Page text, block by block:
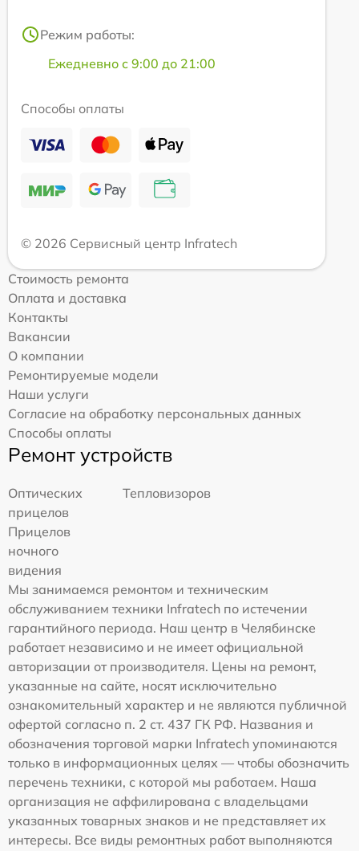
Режим работы:
Ежедневно с 9:00 до 21:00
Способы оплаты
© 2026 Сервисный центр Infratech
Стоимость ремонта
Оплата и доставка
Контакты
Вакансии
О компании
Ремонтируемые модели
Наши услуги
Согласие на обработку персональных данных
Способы оплаты
Ремонт устройств
Оптических
прицелов
Тепловизоров
Прицелов
ночного
видения
Мы занимаемся ремонтом и техническим
обслуживанием техники Infratech по истечении
гарантийного периода. Наш центр в Челябинске
работает независимо и не имеет официальной
авторизации от производителя. Цены на ремонт,
указанные на сайте, носят исключительно
ознакомительный характер и не являются публичной
офертой согласно п. 2 ст. 437 ГК РФ. Названия и
обозначения торговой марки Infratech упоминаются
только в информационных целях — чтобы обозначить
перечень техники, с которой мы работаем. Наша
организация не аффилирована с владельцами
указанных товарных знаков и не представляет их
интересы. Все виды ремонтных работ выполняются